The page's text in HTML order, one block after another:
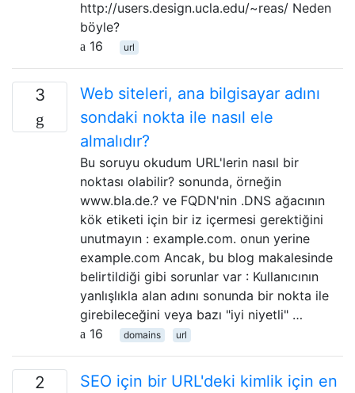
http://users.design.ucla.edu/~reas/ Neden
böyle?
16
url
3
Web siteleri, ana bilgisayar adını
sondaki nokta ile nasıl ele
almalıdır?
Bu soruyu okudum URL'lerin nasıl bir
noktası olabilir? sonunda, örneğin
www.bla.de.? ve FQDN'nin .DNS ağacının
kök etiketi için bir iz içermesi gerektiğini
unutmayın : example.com. onun yerine
example.com Ancak, bu blog makalesinde
belirtildiği gibi sorunlar var : Kullanıcının
yanlışlıkla alan adını sonunda bir nokta ile
girebileceğini veya bazı "iyi niyetli" …
16
domains url
2
SEO için bir URL'deki kimlik için en